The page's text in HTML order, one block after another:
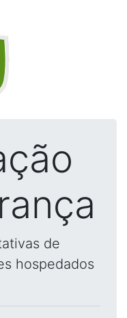
de
hospedados